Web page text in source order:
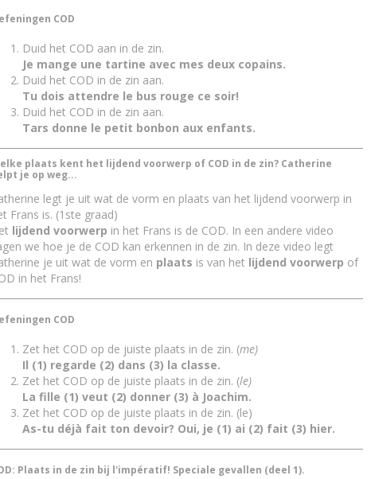
COD
Duid het COD aan in de zin.
Je mange une tartine avec mes deux copains.
Duid het COD in de zin aan.
Tu dois attendre le bus rouge ce soir!
Duid het COD in de zin aan.
Tars donne le petit bonbon aux enfants.
plaats kent het lijdend voorwerp of COD in de zin? Catherine
je op weg...
legt je uit wat de vorm en plaats van het lijdend voorwerp in
Frans is. (1ste graad)
lijdend voorwerp in het Frans is de COD. In een andere video
we hoe je de COD kan erkennen in de zin. In deze video legt
je uit wat de vorm en plaats is van het lijdend voorwerp of
in het Frans!
COD
Zet het COD op de juiste plaats in de zin. (me)
Il (1) regarde (2) dans (3) la classe.
Zet het COD op de juiste plaats in de zin. (le)
La fille (1) veut (2) donner (3) à Joachim.
Zet het COD op de juiste plaats in de zin. (le)
As-tu déjà fait ton devoir? Oui, je (1) ai (2) fait (3) hier.
Plaats in de zin bij l'impératif! Speciale gevallen (deel 1).